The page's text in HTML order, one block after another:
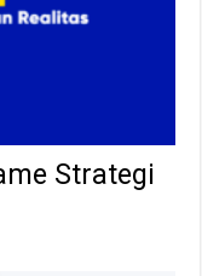
Strategi